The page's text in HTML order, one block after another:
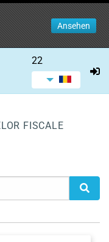
Ansehen
22
FISCALE